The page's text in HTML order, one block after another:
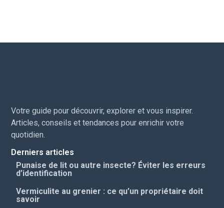
Votre guide pour découvrir, explorer et vous inspirer.
Articles, conseils et tendances pour enrichir votre
quotidien.
Derniers articles
Punaise de lit ou autre insecte? Éviter les erreurs
d’identification
Vermiculite au grenier : ce qu’un propriétaire doit
savoir